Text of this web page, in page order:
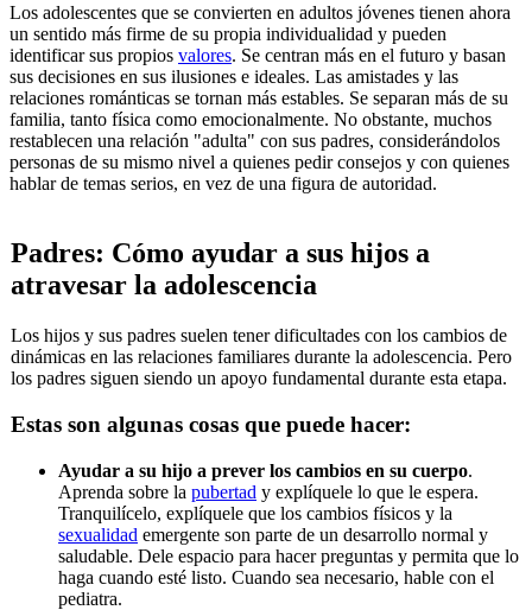
Los adolescentes que se convierten en adultos jóvenes tienen ahora
un sentido más firme de su propia individualidad y pueden
identificar sus propios valores. Se centran más en el futuro y basan
sus decisiones en sus ilusiones e ideales. Las amistades y las
relaciones románticas se tornan más estables. Se separan más de su
familia, tanto física como emocionalmente. No obstante, muchos
restablecen una relación "adulta" con sus padres, considerándolos
personas de su mismo nivel a quienes pedir consejos y con quienes
hablar de temas serios, en vez de una figura de autoridad.
Padres: Cómo ayudar a sus hijos a
atravesar la adolescencia
Los hijos y sus padres suelen tener dificultades con los cambios de
dinámicas en las relaciones familiares durante la adolescencia. Pero
los padres siguen siendo un apoyo fundamental durante esta etapa.
Estas son algunas cosas que puede hacer:
Ayudar a su hijo a prever los cambios en su cuerpo.
Aprenda sobre la pubertad y explíquele lo que le espera.
Tranquilícelo, explíquele que los cambios físicos y la
sexualidad emergente son parte de un desarrollo normal y
saludable. Dele espacio para hacer preguntas y permita que lo
haga cuando esté listo. Cuando sea necesario, hable con el
pediatra.